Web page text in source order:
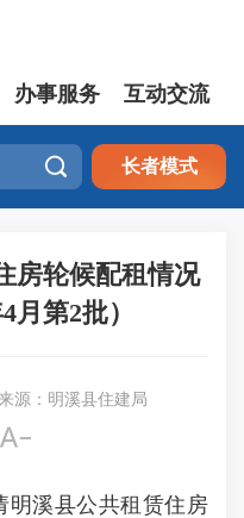
办事服务 互动交流
 长者模式
房轮候配租情况
月第2批）
来源：明溪县住建局

溪县公共租赁住房